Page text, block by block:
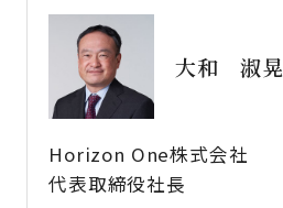
大和 淑晃
Horizon One株式会社
代表取締役社長